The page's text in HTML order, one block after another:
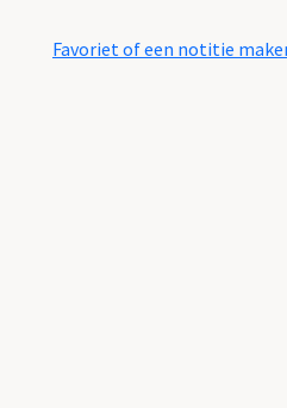
Favoriet of een notitie